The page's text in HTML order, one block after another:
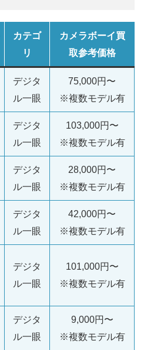
カテゴ
リ
カメラボーイ買
取参考価格
デジタ
ル一眼
75,000円〜
※複数モデル有
デジタ
ル一眼
103,000円〜
※複数モデル有
デジタ
ル一眼
28,000円〜
※複数モデル有
デジタ
ル一眼
42,000円〜
※複数モデル有
デジタ
ル一眼
101,000円〜
※複数モデル有
デジタ
ル一眼
9,000円〜
※複数モデル有